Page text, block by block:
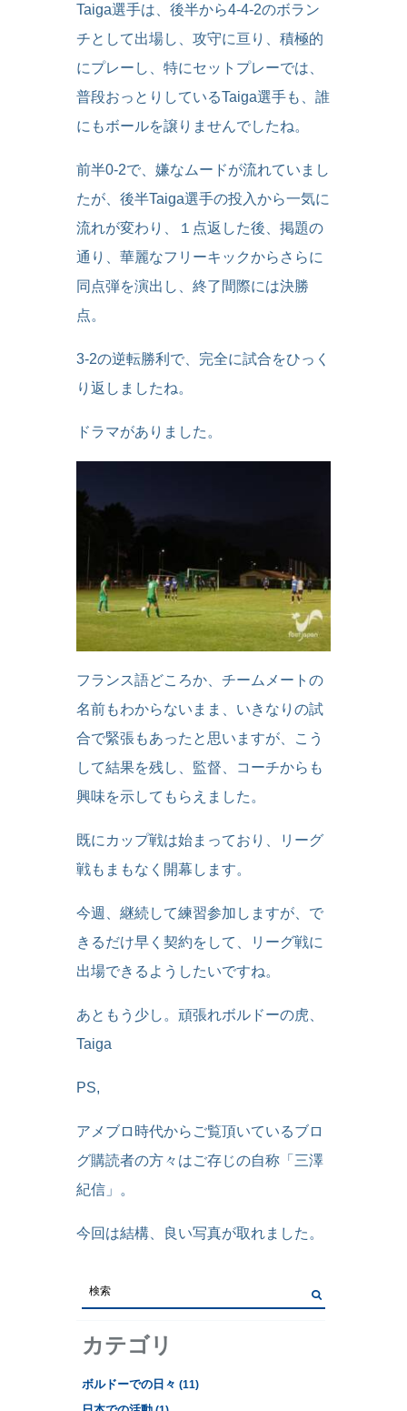
Taiga選手は、後半から4-4-2のボラン
チとして出場し、攻守に亘り、積極的
にプレーし、特にセットプレーでは、
普段おっとりしているTaiga選手も、誰
にもボールを譲りませんでしたね。
前半0-2で、嫌なムードが流れていまし
たが、後半Taiga選手の投入から一気に
流れが変わり、１点返した後、掲題の
通り、華麗なフリーキックからさらに
同点弾を演出し、終了間際には決勝
点。
3-2の逆転勝利で、完全に試合をひっく
り返しましたね。
ドラマがありました。
フランス語どころか、チームメートの
名前もわからないまま、いきなりの試
合で緊張もあったと思いますが、こう
して結果を残し、監督、コーチからも
興味を示してもらえました。
既にカップ戦は始まっており、リーグ
戦もまもなく開幕します。
今週、継続して練習参加しますが、で
きるだけ早く契約をして、リーグ戦に
出場できるようしたいですね。
あともう少し。頑張れボルドーの虎、
Taiga
PS,
アメブロ時代からご覧頂いているブロ
グ購読者の方々はご存じの自称「三澤
紀信」。
今回は結構、良い写真が取れました。
カテゴリ
ボルドーでの日々 (11)